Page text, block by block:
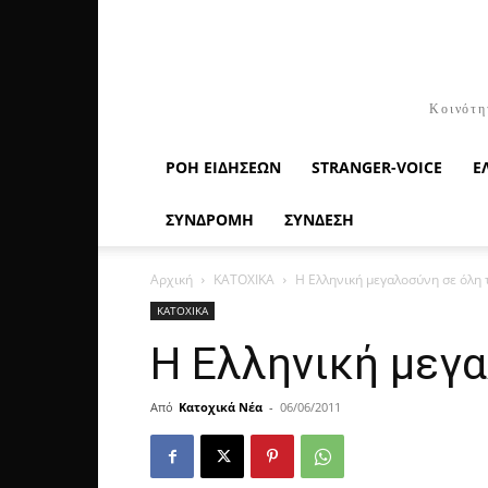
ΡΟΉ ΕΙΔΉΣΕΩΝ STRANGER-VOICE
ΣΥΝΔΡΟΜΗ ΣΥΝΔΕΣΗ
Αρχική ΚΑΤΟΧΙΚΑ Η Ελληνική μεγαλοσύνη σε όλη
ΚΑΤΟΧΙΚΑ
Η Ελληνική
Από Κατοχικά Νέα - 06/06/2011